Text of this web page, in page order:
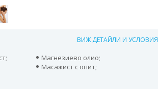
ВИЖ ДЕТАЙЛИ И УСЛОВИЯ
Магнезиево олио;
Масажист с опит;